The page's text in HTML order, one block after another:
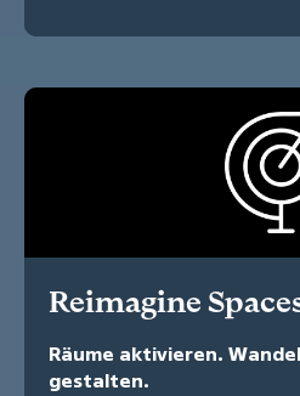
Reimagine
Räume aktivieren.
gestalten.